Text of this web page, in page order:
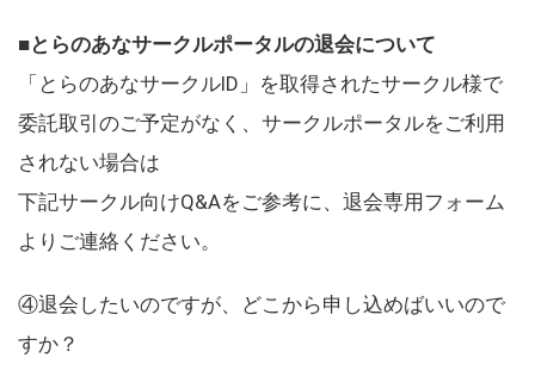
■とらのあなサークルポータルの退会について
「とらのあなサークルID」を取得されたサークル様で
委託取引のご予定がなく、サークルポータルをご利用
されない場合は
下記サークル向けQ&Aをご参考に、退会専用フォーム
よりご連絡ください。
④退会したいのですが、どこから申し込めばいいので
すか？